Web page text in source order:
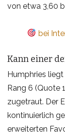
von etwa 3,60
bei
Kann einer
Humphries
Rang 6 (Quote
zugetraut. Der
kontinuierlich
erweiterten